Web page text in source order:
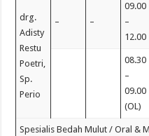
drg.
Adisty
Restu
Poetri,
Sp.
Perio
– –
09.00
–
12.00
08.30
–
09.00
(OL)
Spesialis Bedah Mulut / Oral &